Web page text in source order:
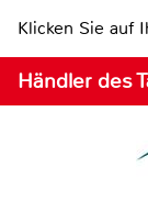
Klicken Sie auf
Händler des